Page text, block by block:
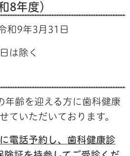
8年度）
和9年3月31日
は除く
年齢を迎える方に歯科健康
ていただいております。
電話予約し、歯科健康診